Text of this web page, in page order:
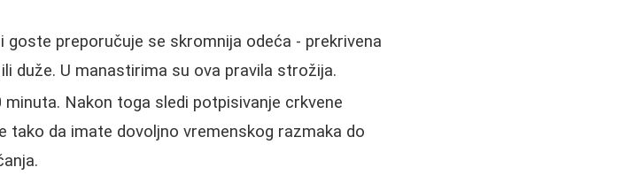
goste preporučuje se skromnija odeća - prekrivena
duže. U manastirima su ova pravila strožija.
Nakon toga sledi potpisivanje crkvene
tako da imate dovoljno vremenskog razmaka do